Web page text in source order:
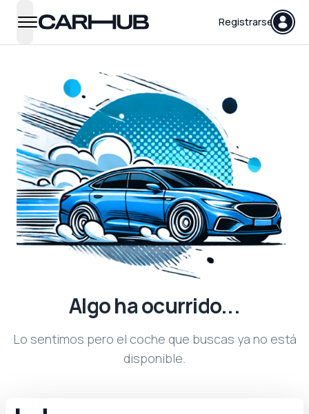
open navigation menu
Carhub Registrarse
Algo ha ocurrido...
Lo sentimos pero el coche que buscas ya no está
disponible.